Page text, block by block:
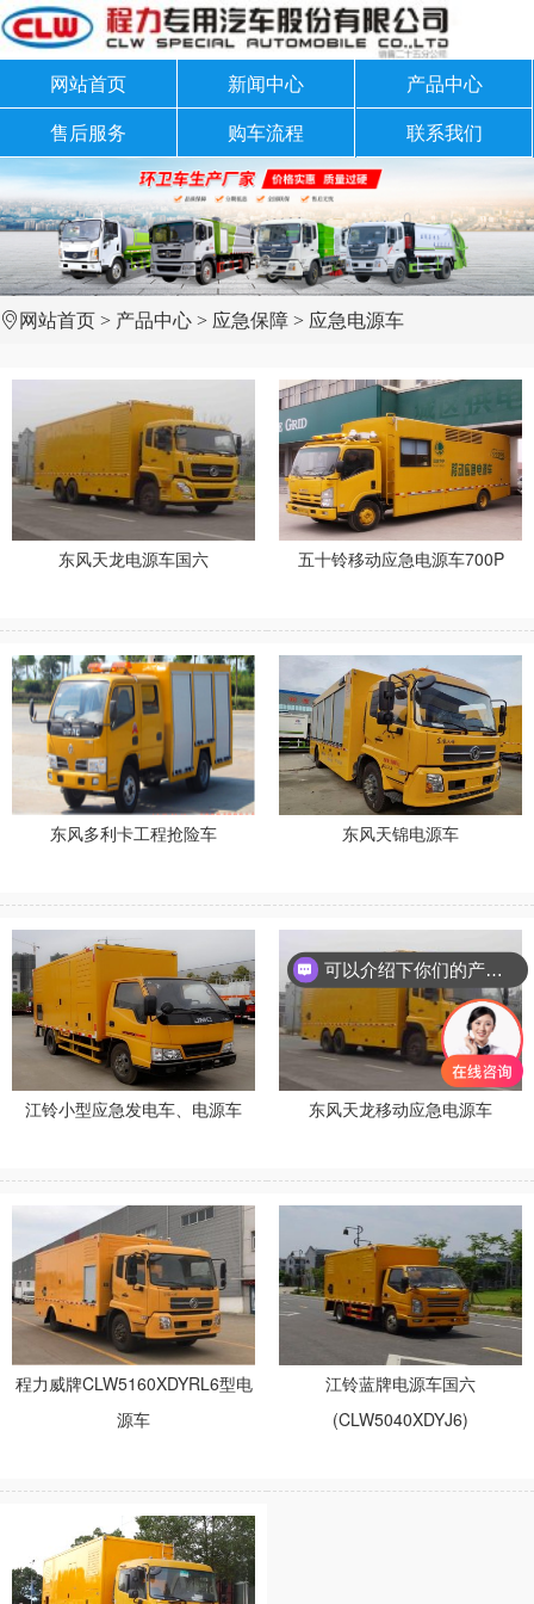
网站首页 新闻中心
产品中心
售后服务
购车流程 联系我们
网站首页 > 产品中心 > 应急保障 > 应急电源车
东风天龙电源车国六
五十铃移动应急电源车700P
东风多利卡工程抢险车
东风天锦电源车
江铃小型应急发电车、电源车
东风天龙移动应急电源车
程力威牌CLW5160XDYRL6型电
源车
江铃蓝牌电源车国六
(CLW5040XDYJ6)
可以介绍下你们的产品么